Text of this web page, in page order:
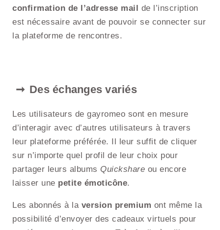
confirmation de l’adresse mail
de l’inscription
est nécessaire avant de pouvoir se connecter sur
la plateforme de rencontres.
Des échanges variés
Les utilisateurs de gayromeo sont en mesure
d’interagir avec d’autres utilisateurs à travers
leur plateforme préférée. Il leur suffit de cliquer
sur n’importe quel profil de leur choix pour
partager leurs albums Quickshare ou encore
laisser une petite émoticône.
Les abonnés à la version premium ont même la
possibilité d’envoyer des cadeaux virtuels pour